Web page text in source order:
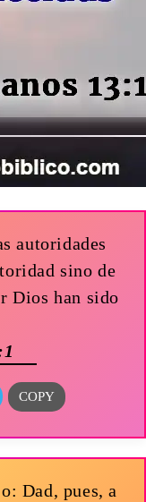
autoridades
sino de
Dios han sido
Dad, pues, a